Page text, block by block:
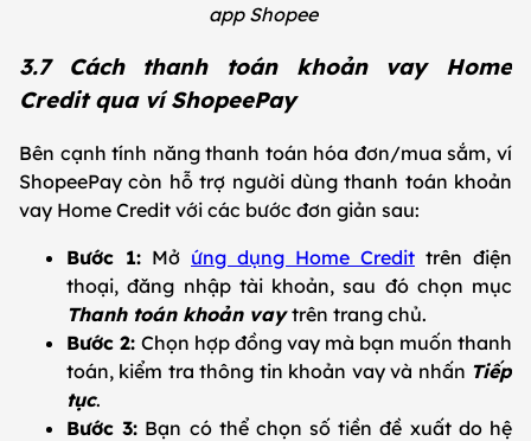
app Shopee
3.7 Cách thanh toán khoản vay Home
Credit qua ví ShopeePay
Bên cạnh tính năng thanh toán hóa đơn/mua sắm, ví
ShopeePay còn hỗ trợ người dùng thanh toán khoản
vay Home Credit với các bước đơn giản sau:
Bước 1: Mở ứng dụng Home Credit trên điện
thoại, đăng nhập tài khoản, sau đó chọn mục
Thanh toán khoản vaytrên trang chủ.
Bước 2: Chọn hợp đồng vay mà bạn muốn thanh
toán, kiểm tra thông tin khoản vay và nhấn Tiếp
tục.
Bước 3: Bạn có thể chọn số tiền đề xuất do hệ